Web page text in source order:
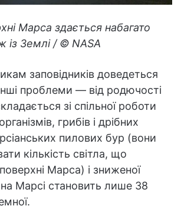
Марса здається набагато
із Землі / © NASA
заповідників доведеться
проблеми — від родючості
зі спільної роботи
грибів і дрібних
пилових бур (вони
кількість світла, що
Марса) і зниженої
на Марсі становить лише 38